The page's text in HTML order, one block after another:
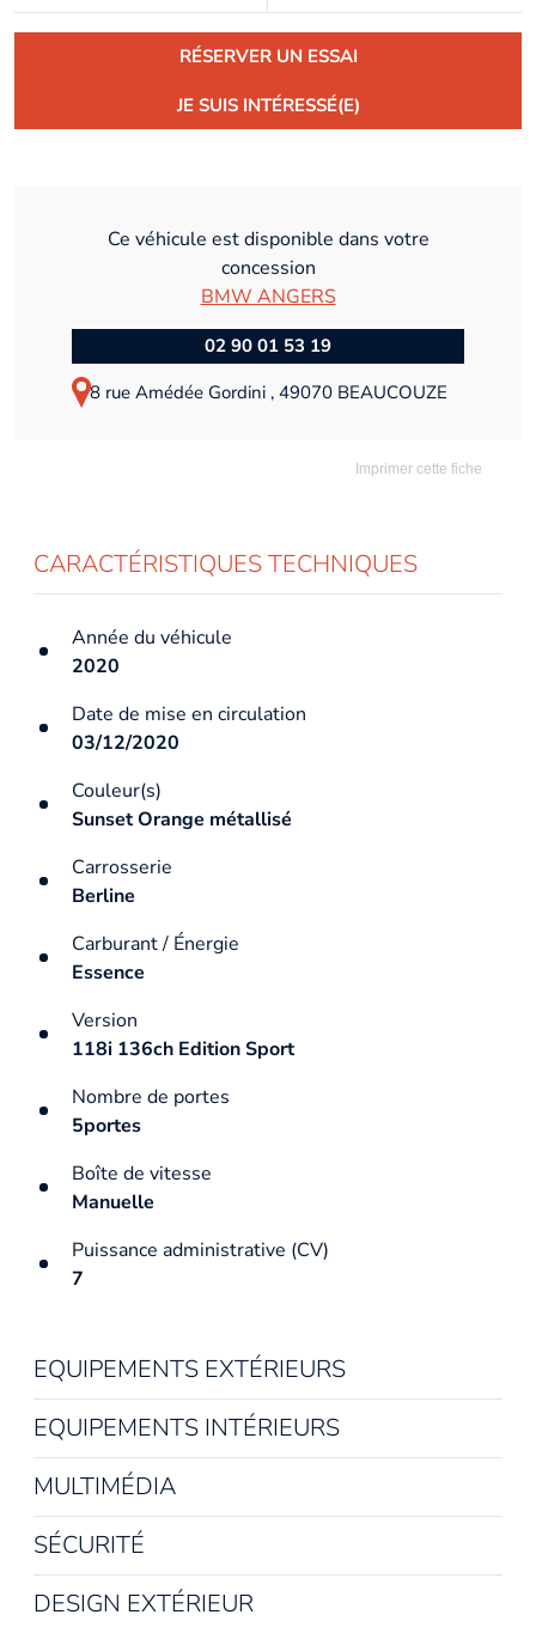
RÉSERVER UN ESSAI
JE SUIS INTÉRESSÉ(E)
Ce véhicule est disponible dans votre
concession
BMW ANGERS
02 90 01 53 19
8 rue Amédée Gordini , 49070 BEAUCOUZE
Imprimer cette fiche
CARACTÉRISTIQUES TECHNIQUES
Année du véhicule
2020
Date de mise en circulation
03/12/2020
Couleur(s)
Sunset Orange métallisé
Carrosserie
Berline
Carburant / Énergie
Essence
Version
118i 136ch Edition Sport
Nombre de portes
5portes
Boîte de vitesse
Manuelle
Puissance administrative (CV)
7
EQUIPEMENTS EXTÉRIEURS
EQUIPEMENTS INTÉRIEURS
MULTIMÉDIA
SÉCURITÉ
DESIGN EXTÉRIEUR